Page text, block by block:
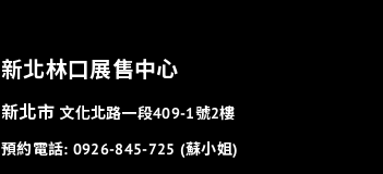
新北林口展售中心
新北市 文化北路一段409-1號2樓
預約電話: 0926-845-725 (蘇小姐)